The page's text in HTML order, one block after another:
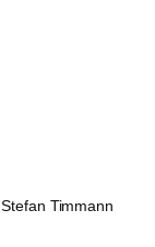
Stefan Timmann